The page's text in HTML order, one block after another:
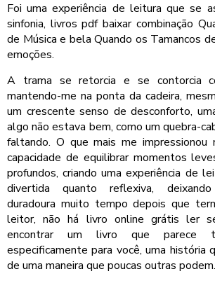
Foi uma experiência de leitura que se
sinfonia, livros pdf baixar combinação
de Música e bela Quando os Tamancos
emoções.
A trama se retorcia e se contorcia
mantendo-me na ponta da cadeira,
um crescente senso de desconforto,
algo não estava bem, como um quebra-
faltando. O que mais me
capacidade de equilibrar momentos
profundos, criando uma experiência de
divertida quanto reflexiva,
duradoura muito tempo depois que
leitor, não há livro online grátis ler
encontrar um livro que parece
especificamente para você, uma história
de uma maneira que poucas outras podem.